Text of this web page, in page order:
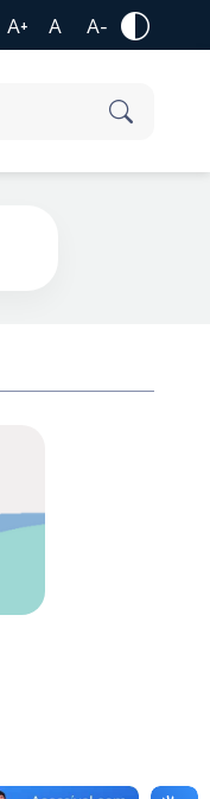
A+ A A-